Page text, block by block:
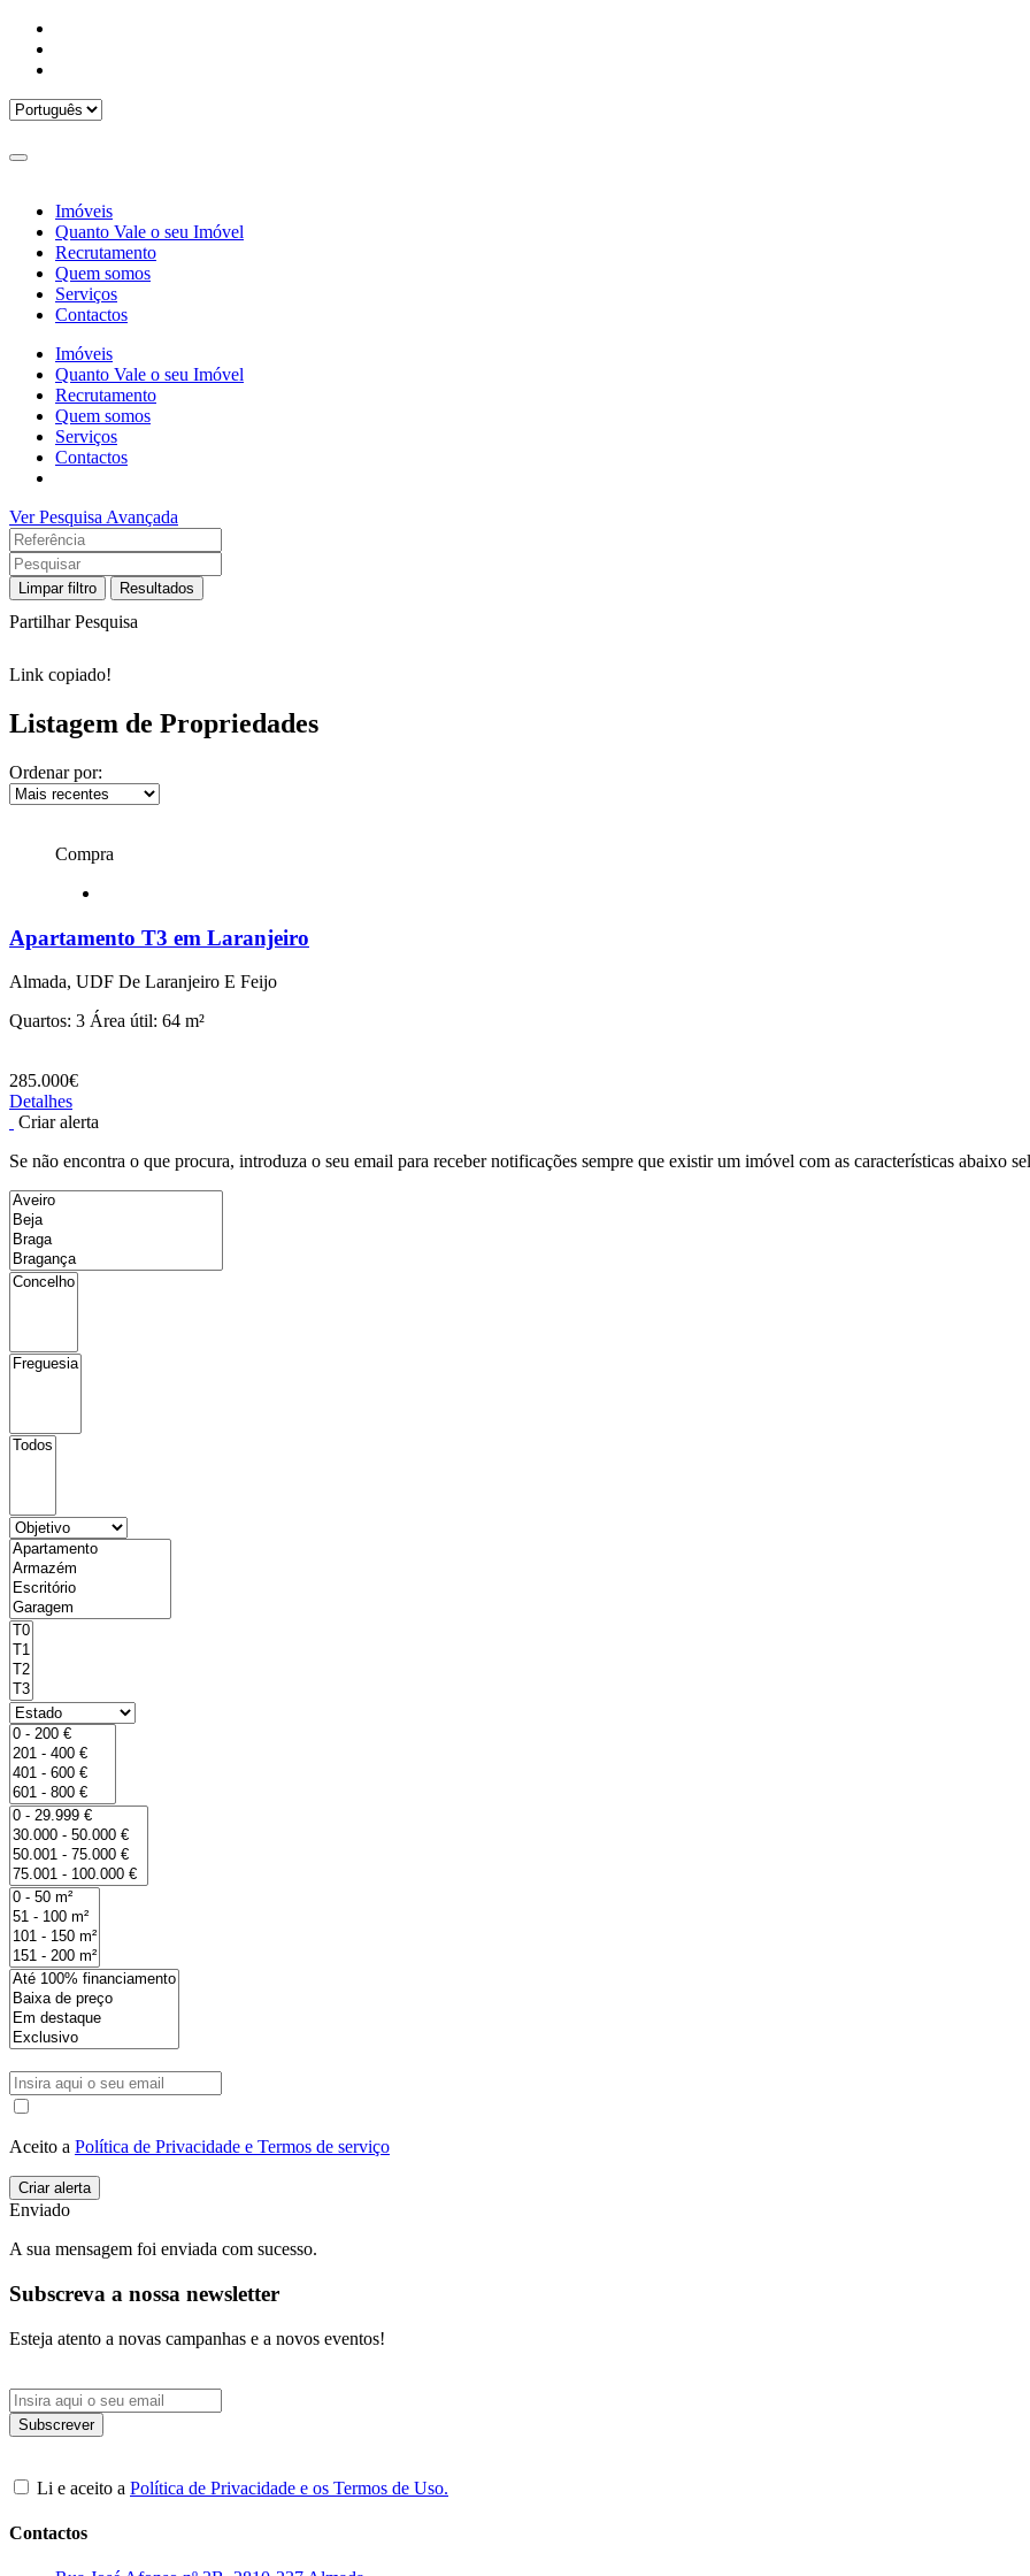
Imóveis
Quanto Vale o seu Imóvel
Recrutamento
Quem somos
Serviços
Contactos
Imóveis
Quanto Vale o seu Imóvel
Recrutamento
Quem somos
Serviços
Contactos
Ver Pesquisa Avançada
Limpar filtro Resultados
Partilhar Pesquisa
Link copiado!
Listagem de Propriedades
Ordenar por:
Compra
Apartamento T3 em Laranjeiro
Almada, UDF De Laranjeiro E Feijo
Quartos: 3 Área útil: 64 m²
285.000€
Detalhes
Criar alerta
Se não encontra o que procura, introduza o seu email para receber notificações sempre que existir um imóvel com as características abaixo
Aceito a Política de Privacidade e Termos de serviço
Enviado
A sua mensagem foi enviada com sucesso.
Subscreva a nossa newsletter
Esteja atento a novas campanhas e a novos eventos!
Li e aceito a Política de Privacidade e os Termos de Uso.
Contactos